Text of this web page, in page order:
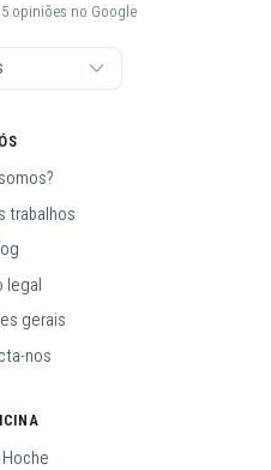
opiniões no Google
trabalhos
legal
gerais
nos